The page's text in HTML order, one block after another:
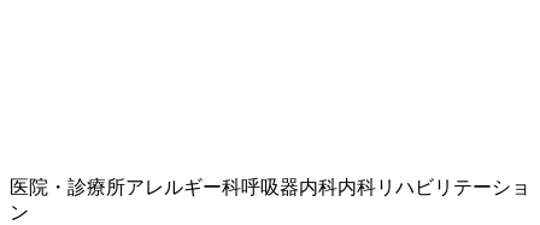
医院・診療所アレルギー科呼吸器内科内科リハビリテーショ
ン